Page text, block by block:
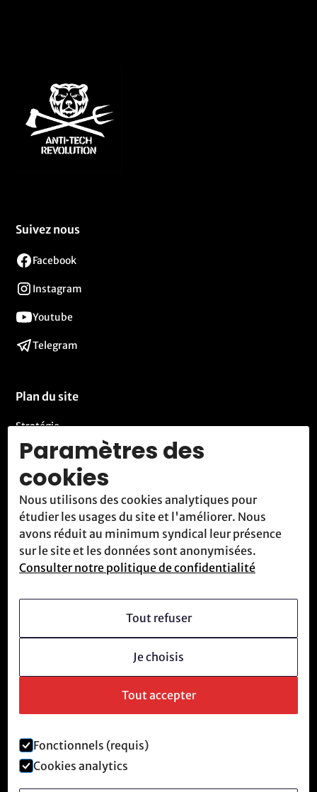
Suivez nous
Facebook
Instagram
Youtube
Telegram
Plan du site
Stratégie
Activités
Blog
Contact
Nous rencontrer
Devenir membre
Mentions légales et politique de confidentialité
Paramètres des
cookies
Nous utilisons des cookies analytiques pour
étudier les usages du site et l'améliorer. Nous
avons réduit au minimum syndical leur présence
sur le site et les données sont anonymisées.
Consulter notre politique de confidentialité
Tout refuser
Je choisis
Tout accepter
Fonctionnels (requis)
Cookies analytics